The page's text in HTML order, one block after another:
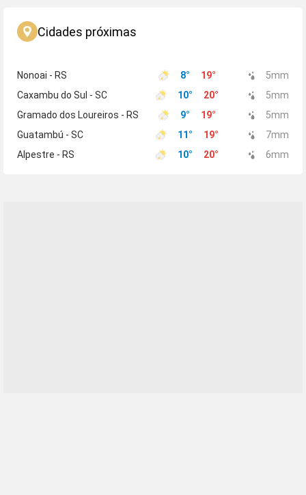
Cidades próximas
Nonoai - RS 8° 19° 5mm
Caxambu do Sul - SC
10° 20° 5mm
Gramado dos Loureiros - RS
9° 19° 5mm
Guatambú - SC
11° 19° 7mm
Alpestre - RS
10° 20° 6mm